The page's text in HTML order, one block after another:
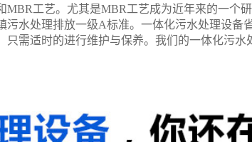
MBR工艺。尤其是MBR工艺成为近年来的一个
污水处理排放一级A标准。一体化污水处理设备
只需适时的进行维护与保养。我们的一体化污